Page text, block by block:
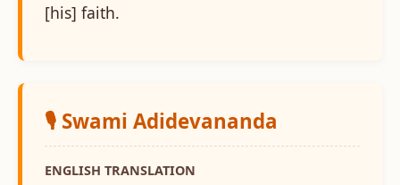
[his] faith.
🎙️ Swami Adidevananda
ENGLISH TRANSLATION